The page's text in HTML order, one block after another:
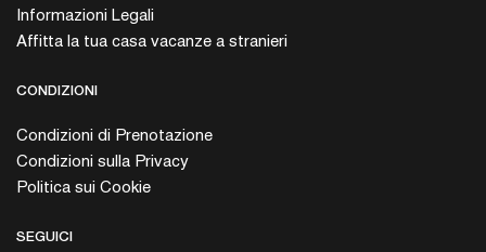
Informazioni Legali
Affitta la tua casa vacanze a stranieri
CONDIZIONI
Condizioni di Prenotazione
Condizioni sulla Privacy
Politica sui Cookie
SEGUICI